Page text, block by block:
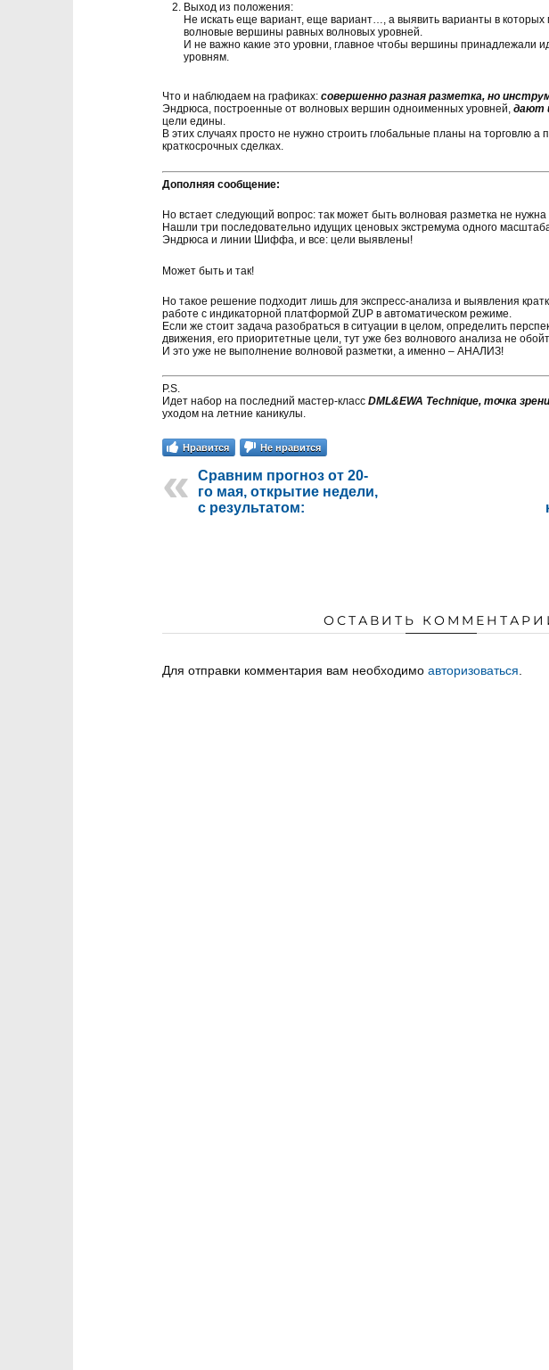
Выход из положения:
Не искать еще вариант, еще вариант…, а выявить варианты в
волновые вершины равных волновых уровней.
И не важно какие это уровни, главное чтобы вершины принадлежали
уровням.
Что и наблюдаем на графиках: совершенно разная разметка, но
Эндрюса, построенные от волновых вершин одноименных уровней, дают
цели едины.
В этих случаях просто не нужно строить глобальные планы на торговлю а
краткосрочных сделках.
Дополняя сообщение:
Но встает следующий вопрос: так может быть волновая разметка не нужна
Нашли три последовательно идущих ценовых экстремума одного
Эндрюса и линии Шиффа, и все: цели выявлены!
Может быть и так!
Но такое решение подходит лишь для экспресс-анализа и выявления
работе с индикаторной платформой ZUP в автоматическом режиме.
Если же стоит задача разобраться в ситуации в целом, определить
движения, его приоритетные цели, тут уже без волнового анализа не
И это уже не выполнение волновой разметки, а именно – АНАЛИЗ!
P.S.
Идет набор на последний мастер-класс DML&EWA Technique, точка
уходом на летние каникулы.
Нравится Не нравится
Сравним прогноз от 20-
го мая, открытие недели,
с результатом:
ОСТАВИТЬ
Для отправки комментария вам необходимо авторизоваться